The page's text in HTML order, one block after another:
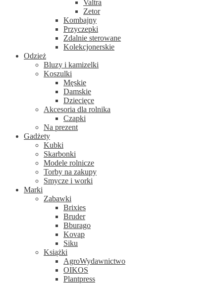
Valtra
Zetor
Kombajny
Przyczepki
Zdalnie sterowane
Kolekcjonerskie
Odzież
Bluzy i kamizelki
Koszulki
Męskie
Damskie
Dziecięce
Akcesoria dla rolnika
Czapki
Na prezent
Gadżety
Kubki
Skarbonki
Modele rolnicze
Torby na zakupy
Smycze i worki
Marki
Zabawki
Brixies
Bruder
Bburago
Kovap
Siku
Książki
AgroWydawnictwo
OIKOS
Plantpress